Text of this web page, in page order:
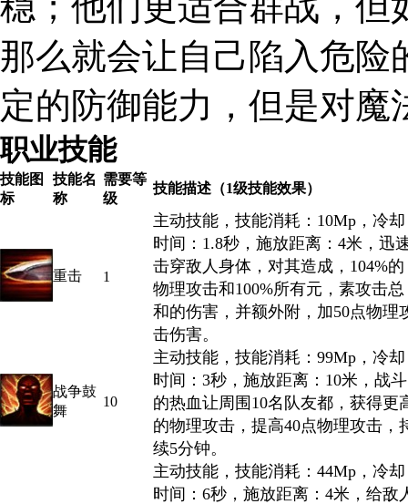
那么就会让自己陷入危险
定的防御能力，但是对魔
职业技能
技能图
标
技能名
称
需要等
级
技能描述（1级技能效果）
重击 1
主动技能，技能消耗：10Mp，冷却
时间：1.8秒，施放距离：4米，迅
击穿敌人身体，对其造成，104%的
物理攻击和100%所有元，素攻击总
和的伤害，并额外附，加50点物理
击伤害。
战争鼓
舞
10
主动技能，技能消耗：99Mp，冷却
时间：3秒，施放距离：10米，战斗
的热血让周围10名队友都，获得更
的物理攻击，提高40点物理攻击，
续5分钟。
主动技能，技能消耗：44Mp，冷却
时间：6秒，施放距离：4米，给敌